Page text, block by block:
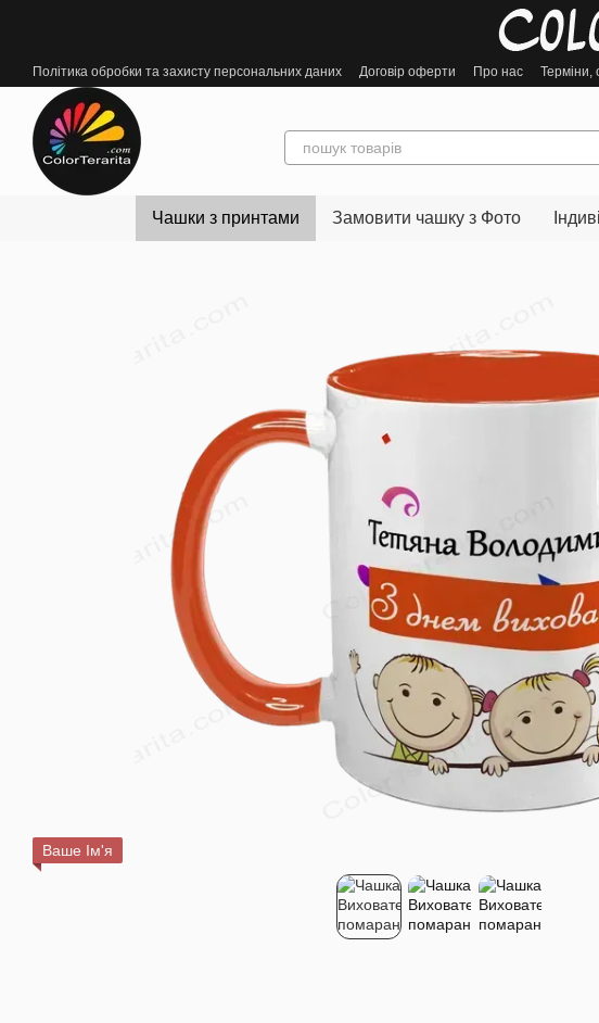
Політика обробки та захисту персональних даних Договір оферти Про нас Терміни,
Чашки з принтами Замовити чашку з Фото
Ваше Ім'я